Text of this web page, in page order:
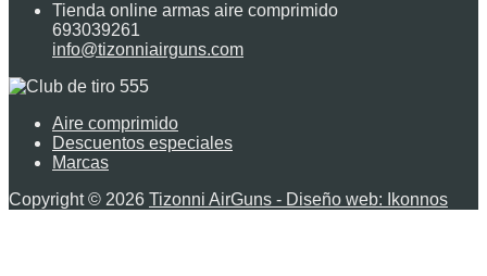
Tienda online armas aire comprimido
693039261
info@tizonniairguns.com
Aire comprimido
Descuentos especiales
Marcas
Copyright © 2026 Tizonni AirGuns - Diseño web: Ikonnos